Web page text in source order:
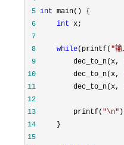
5 int
6
int
7
8
while(printf( "输
9
         dec_to_n(x,
10
         dec_to_n(x,
11
         dec_to_n(x,
12
13
         printf(
"\n"
14
15